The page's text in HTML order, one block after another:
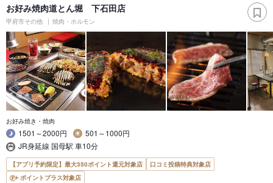
お好み焼肉道とん堀 下石田店
甲府市その他 焼肉・ホルモン
お好み焼き・焼肉
1501～2000円
501～1000円
JR身延線 国母駅 車10分
【アプリ予約限定】最大350ポイント還元対象店
口コミ投稿特典対象店
ポイントプラス対象店